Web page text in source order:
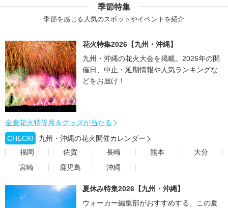
季節特集
季節を感じる人気のスポットやイベントを紹介
花火特集2026【九州・沖縄】
九州・沖縄の花火大会を掲載。2026年の開
催日、中止・延期情報や人気ランキングな
どをお届け！
金麦花火特等席＆グッズが当たる
CHECK!
九州・沖縄の花火開催カレンダー
福岡
佐賀 長崎 熊本
大分
宮崎
鹿児島 沖縄
夏休み特集2026【九州・沖縄】
ウォーカー編集部がおすすめする、この夏